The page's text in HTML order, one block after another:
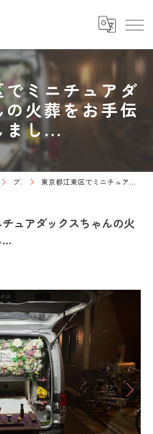
ミニチュアダ
の火葬をお手伝
まし...
ブログ 東京都江東区でミニチュアダックスちゃんの火葬をお手伝いしまし...
ュアダックスちゃんの火